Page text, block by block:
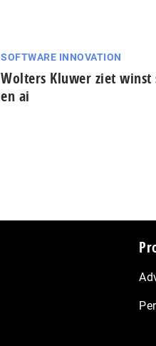
SOFTWARE INNOVATION
Wolters Kluwer ziet
en ai